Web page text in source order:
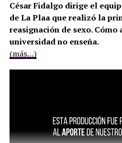
César Fidalgo dirige el
de La Plaa que realizó la
reasignación de sexo.
universidad no enseña.
(más…)